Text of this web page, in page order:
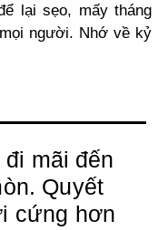
lại sẹo, mấy tháng
người. Nhớ về kỷ
mãi đến
Quyết
cứng hơn